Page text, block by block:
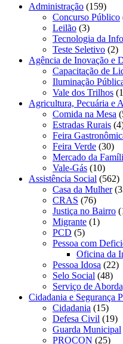
Administração (159)
Concurso Público
Leilão (3)
Tecnologia da
Teste Seletivo (2)
Agência de Inovação e
Capacitação de
Iluminação
Vale dos Trilhos
Agricultura, Pecuária e
Comida na Mesa
Estradas Rurais
Feira
Feira Verde (30)
Mercado da
Vale-Gás (10)
Assistência Social (562)
Casa da Mulher
CRAS (76)
Justiça no Bairro
Migrante (1)
PCD (5)
Pessoa com
Oficina da
Pessoa Idosa (22)
Selo Social (48)
Serviço de
Cidadania e Segurança
Cidadania (15)
Defesa Civil (19)
Guarda Municipal
PROCON (25)